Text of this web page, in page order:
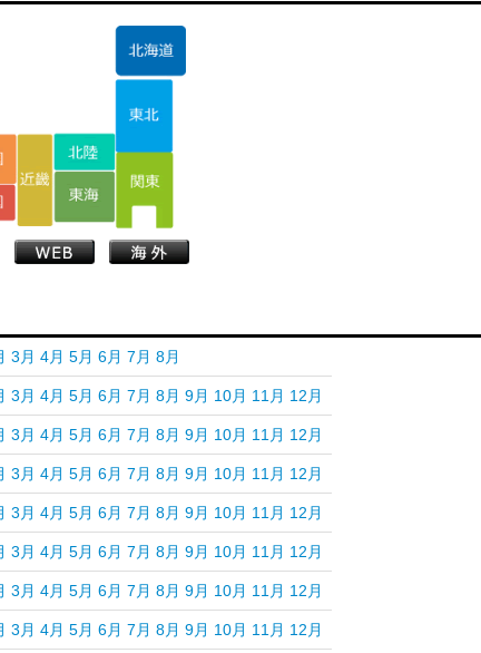
3月 4月 5月 6月 7月 8月
3月 4月 5月 6月 7月 8月 9月 10月 11月 12月
3月 4月 5月 6月 7月 8月 9月 10月 11月 12月
3月 4月 5月 6月 7月 8月 9月 10月 11月 12月
3月 4月 5月 6月 7月 8月 9月 10月 11月 12月
3月 4月 5月 6月 7月 8月 9月 10月 11月 12月
3月 4月 5月 6月 7月 8月 9月 10月 11月 12月
3月 4月 5月 6月 7月 8月 9月 10月 11月 12月